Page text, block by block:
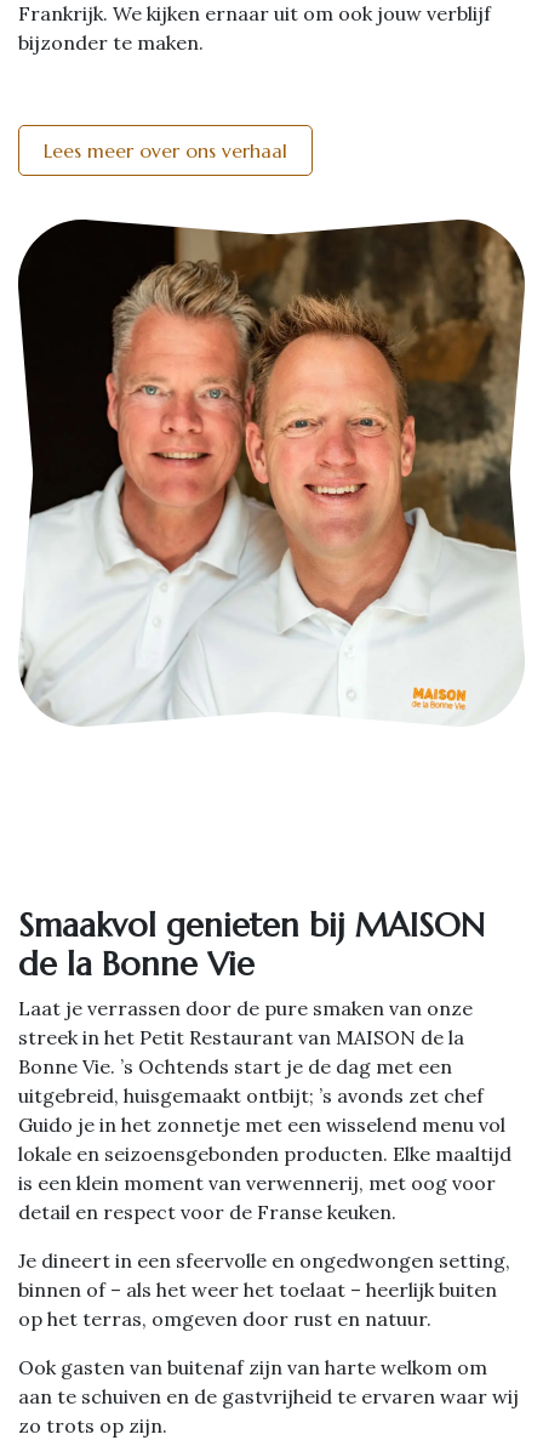
Frankrijk. We kijken ernaar uit om ook jouw verblijf
bijzonder te maken.
Lees meer over ons verhaal
Smaakvol genieten bij MAISON
de la Bonne Vie
Laat je verrassen door de pure smaken van onze
streek in het Petit Restaurant van MAISON de la
Bonne Vie. ’s Ochtends start je de dag met een
uitgebreid, huisgemaakt ontbijt; ’s avonds zet chef
Guido je in het zonnetje met een wisselend menu vol
lokale en seizoensgebonden producten. Elke maaltijd
is een klein moment van verwennerij, met oog voor
detail en respect voor de Franse keuken.
Je dineert in een sfeervolle en ongedwongen setting,
binnen of – als het weer het toelaat – heerlijk buiten
op het terras, omgeven door rust en natuur.
Ook gasten van buitenaf zijn van harte welkom om
aan te schuiven en de gastvrijheid te ervaren waar wij
zo trots op zijn.